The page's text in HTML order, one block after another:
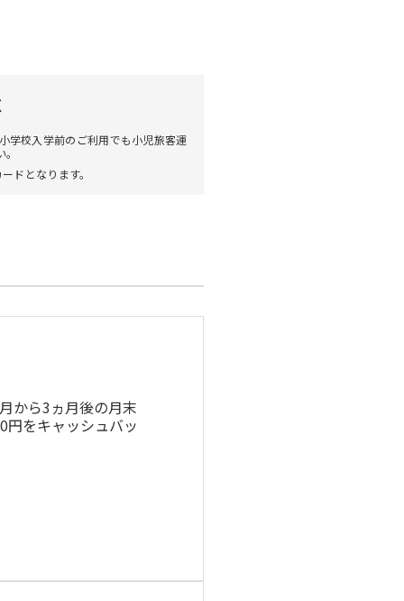
ます。
学校入学前のご利用でも小児旅客運
ドとなります。
から3ヵ月後の月末
円をキャッシュバッ